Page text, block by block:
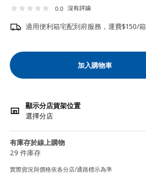
0.0 沒有評論
適用便利箱宅配到府服務，運費$150/箱
加入購物車
顯示分店貨架位置
選擇分店
有庫存於線上購物
29 件庫存
實際貨況與價格依各分店/通路標示為準